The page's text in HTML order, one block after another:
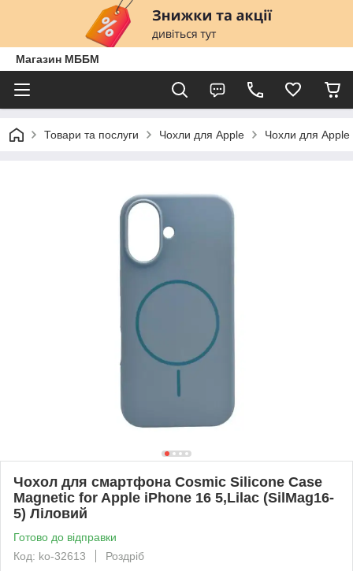
Магазин МББМ
Товари та послуги Чохли для Apple Чохли для Apple
Чохол для смартфона Cosmic Silicone Case
Magnetic for Apple iPhone 16 5,Lilac (SilMag16-
5) Ліловий
Готово до відправки
Код: ko-32613
Роздріб